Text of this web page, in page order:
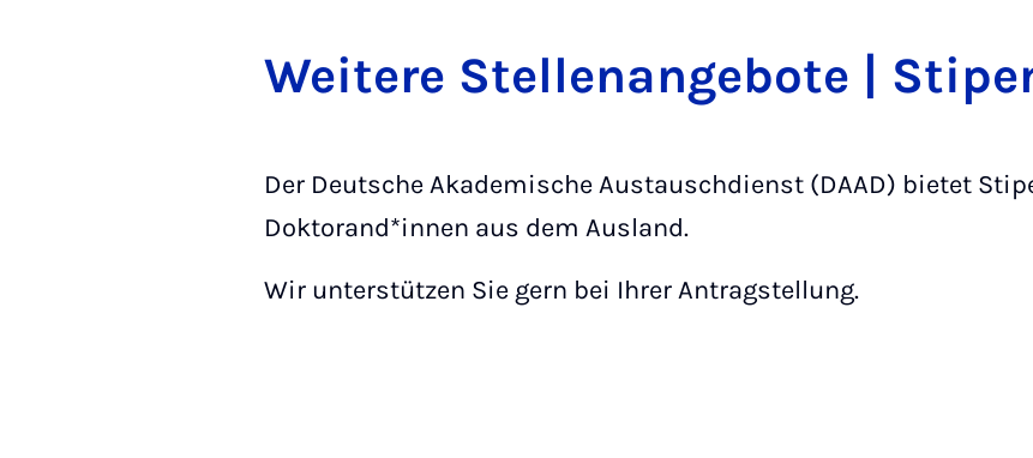
Wei­te­re Stel­len­an­ge­bo­te |
Der Deutsche Akademische Austauschdienst (DAAD) bietet
Doktorand*innen aus dem Ausland.
Wir unterstützen Sie gern bei Ihrer Antragstellung.